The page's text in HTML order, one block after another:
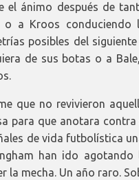
el ánimo después de
o a Kroos conduciendo
posibles del
de sus botas o a
que no revivieron
para que anotara
de vida futbolística
han ido
la mecha. Un año raro.